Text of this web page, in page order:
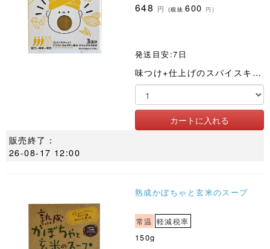
648 円 (税抜600 円)
発送目安:7日
味つけ+仕上げのスパイスキット。ブラウンカルダモン入り特性ガラムマサラで深みのある香り。
販売終了：
26-08-17 12:00
熟成かぼちゃと玄米のスープ
常温 軽減税率
150g